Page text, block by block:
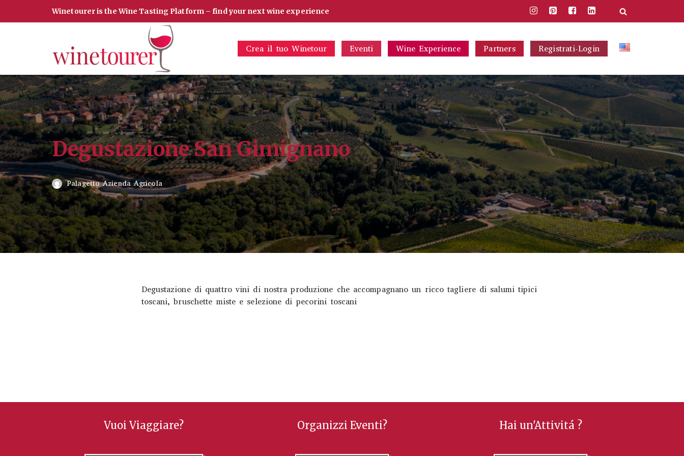
Winetourer is the Wine Tasting Platform – find your next wine experience
Crea il tuo Winetour Eventi Wine Experience Partners Registrati-Login
Degustazione San Gimignano
Palagetto Azienda Agricola
Degustazione di quattro vini di nostra produzione che accompagnano un ricco tagliere di salumi tipici
toscani, bruschette miste e selezione di pecorini toscani
Vuoi Viaggiare? Organizzi Eventi? Hai un'Attivitá ?